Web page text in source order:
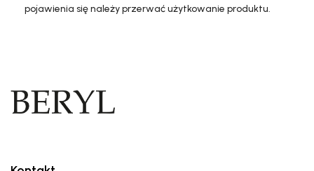
pojawienia się należy przerwać użytkowanie produktu.